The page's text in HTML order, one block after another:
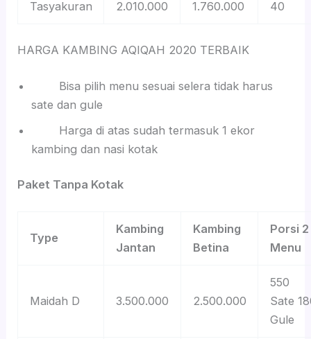
Tasyakuran 2.010.000 1.760.000 40
HARGA KAMBING AQIQAH 2020 TERBAIK
Bisa pilih menu sesuai selera tidak harus
sate dan gule
Harga di atas sudah termasuk 1 ekor
kambing dan nasi kotak
Paket Tanpa Kotak
Type
Kambing
Jantan
Kambing
Betina
Porsi 2
Menu
Maidah D 3.500.000 2.500.000
550
Sate
Gule